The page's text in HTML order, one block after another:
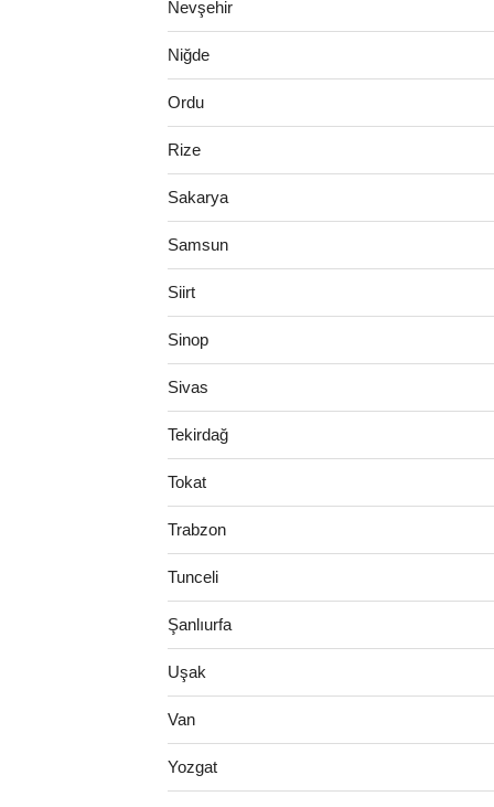
Nevşehir
Niğde
Ordu
Rize
Sakarya
Samsun
Siirt
Sinop
Sivas
Tekirdağ
Tokat
Trabzon
Tunceli
Şanlıurfa
Uşak
Van
Yozgat